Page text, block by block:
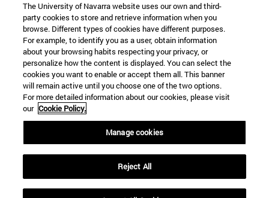
+34 912 11 30 00
Campus Nueva York (IESE)
165 W 57th St 10019-2201 Nueva York EE.UU
+1 646 346 8850
Campus Munich (IESE)
Maria-Theresia-Straße 15 81675 Múnich Alemania
+49 89 24209790
Campus Sao Paulo (IESE)
Rua Martiniano de Carvalho, 573 01321001 Bela Vista Brasil
The University of Navarra website uses our own and third-
party cookies to store and retrieve information when you
browse. Different types of cookies have different purposes.
For example, to identify you as a user, obtain information
about your browsing habits respecting your privacy, or
personalize how the content is displayed. You can select the
cookies you want to enable or accept them all. This banner
will remain active until you choose one of the two options.
For more detailed information about our cookies, please visit
our Cookie Policy.
Manage cookies
Reject All